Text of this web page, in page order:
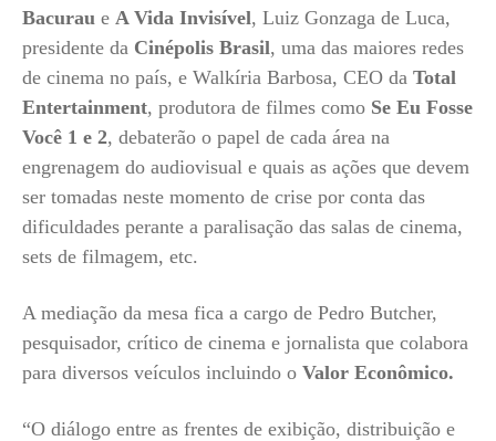
Bacurau e A Vida Invisível, Luiz Gonzaga de Luca,
presidente da Cinépolis Brasil, uma das maiores redes
de cinema no país, e Walkíria Barbosa, CEO da Total
Entertainment, produtora de filmes como Se Eu Fosse
Você 1 e 2, debaterão o papel de cada área na
engrenagem do audiovisual e quais as ações que devem
ser tomadas neste momento de crise por conta das
dificuldades perante a paralisação das salas de cinema,
sets de filmagem, etc.
A mediação da mesa fica a cargo de Pedro Butcher,
pesquisador, crítico de cinema e jornalista que colabora
para diversos veículos incluindo o Valor Econômico.
“O diálogo entre as frentes de exibição, distribuição e